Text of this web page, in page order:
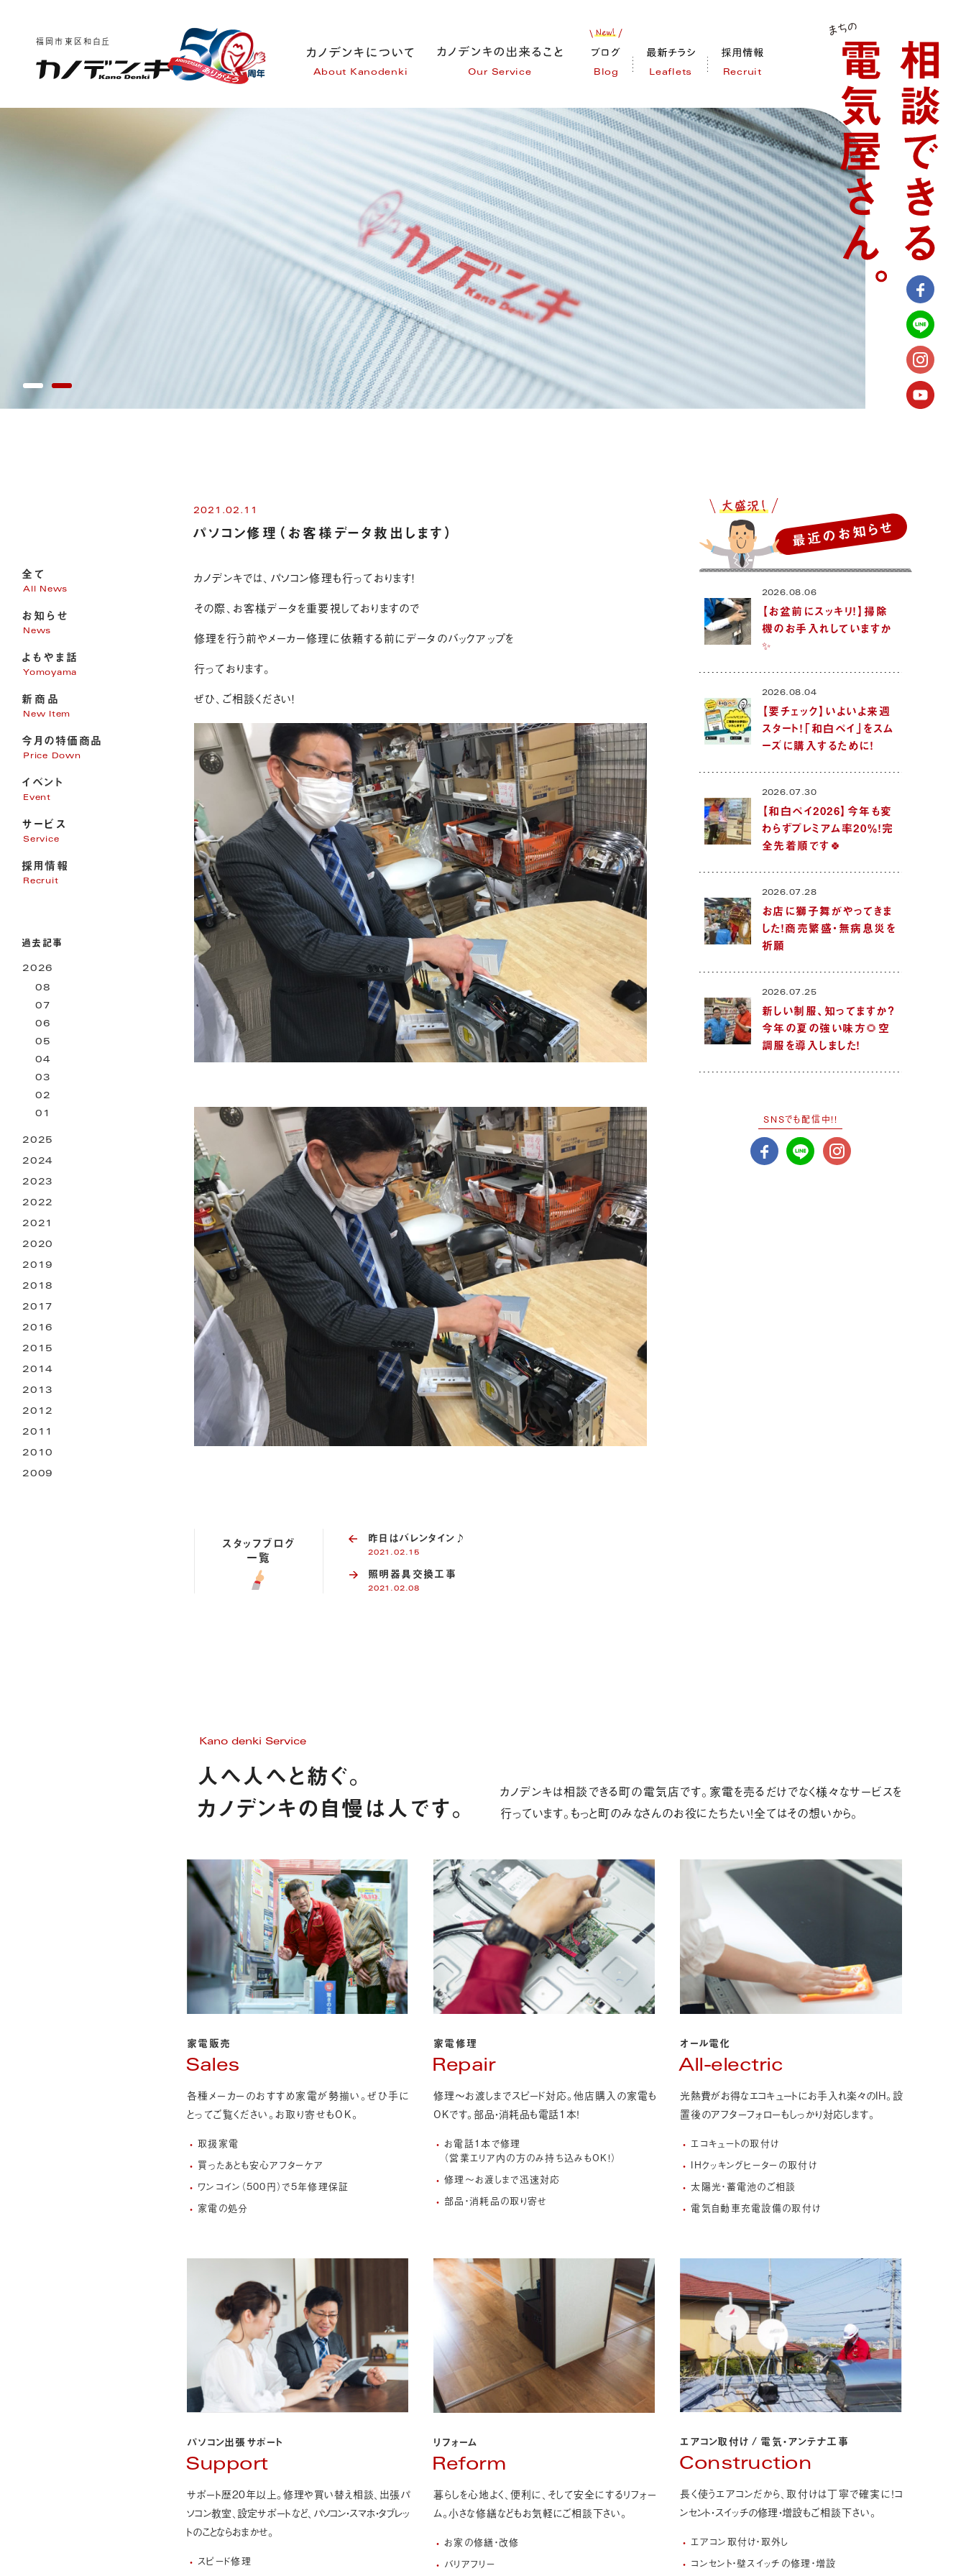
福岡市東区和白丘
About Kanodenki Our Service Blog Leaflets Recruit
全て
All News
お知らせ
News
よもやま話
Yomoyama
新商品
New Item
今月の特価商品
Price Down
イベント
Event
サービス
Service
家電販売
家電修理
リフォーム
オール電化
お困りごとサービス
採用情報
Recruit
過去記事
2026
08
07
06
05
04
03
02
01
2025
2024
2023
2022
2021
2020
2019
2018
2017
2016
2015
2014
2013
2012
2011
2010
2009
2021.02.11
パソコン修理（お客様データ救出します）
カノデンキでは、パソコン修理も行っております！
その際、お客様データを重要視しておりますので
修理を行う前やメーカー修理に依頼する前にデータのバックアップを
行っております。
ぜひ、ご相談ください！
スタッフブログ
一覧
昨日はバレンタイン♪
2021.02.15
照明器具交換工事
2021.02.08
最近のお知らせ
2026.08.06
【お盆前にスッキリ！】掃除
機のお手入れしていますか
✨
2026.08.04
【要チェック】いよいよ来週
スタート！「和白ペイ」をスム
ーズに購入するために！
2026.07.30
【和白ペイ2026】今年も変
わらずプレミアム率20％！完
全先着順です🍀
2026.07.28
お店に獅子舞がやってきま
した！商売繁盛・無病息災を
祈願
2026.07.25
新しい制服、知ってますか？
今年の夏の強い味方🌻空
調服を導入しました！
SNSでも配信中!!
Kano denki Service
人へ人へと紡ぐ。
カノデンキの自慢は人です。
カノデンキは相談できる町の電気店です。家電を売るだけでなく様々なサービスを
行っています。もっと町のみなさんのお役にたちたい！全てはその想いから。
家電販売
Sales
各種メーカーのおすすめ家電が勢揃い。ぜひ手に
とってご覧ください。お取り寄せもOK。
取扱家電
買ったあとも安心アフターケア
ワンコイン（500円）で5年修理保証
家電の処分
家電修理
Repair
修理〜お渡しまでスピード対応。他店購入の家電も
OKです。部品・消耗品も電話1本！
お電話1本で修理
（営業エリア内の方のみ持ち込みもOK！）
修理〜お渡しまで迅速対応
部品・消耗品の取り寄せ
オール電化
All-electric
光熱費がお得なエコキュートにお手入れ楽々のIH。設
置後のアフターフォローもしっかり対応します。
エコキュートの取付け
IHクッキングヒーターの取付け
太陽光・蓄電池のご相談
電気自動車充電設備の取付け
パソコン出張サポート
Support
サポート歴20年以上。修理や買い替え相談、出張パ
ソコン教室、設定サポートなど、 パソコン・スマホ・タブレッ
トのことならおまかせ。
スピード修理
リフォーム
Reform
暮らしを心地よく、便利に、そして安全にするリフォー
ム。小さな修繕などもお気軽にご相談下さい。
お家の修繕・改修
バリアフリー
エアコン取付け / 電気・アンテナ工事
Construction
長く使うエアコンだから、取付けは丁寧で確実に！コ
ンセント・スイッチの修理・増設もご相談下さい。
エアコン取付け・取外し
コンセント・壁スイッチの修理・増設